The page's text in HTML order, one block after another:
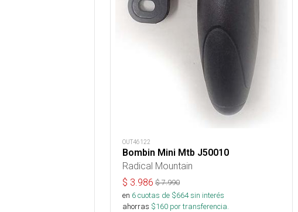
OUT46122
Bombin Mini Mtb J50010
Radical Mountain
$ 3.986 $7.990
en 6cuotas de $664sin interés
ahorras $160 por transferencia.